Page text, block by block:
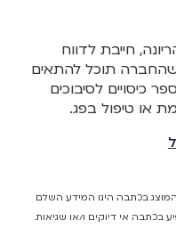
עד השבוע ה-32 להריונה, חייבת לדווח
תוכל להתאים
כיסויים לסיבוכים
או טיפול בפג.
בכתבה הינו המידע השלם
בכתבה אי דיוקים ו/או שגיאות.